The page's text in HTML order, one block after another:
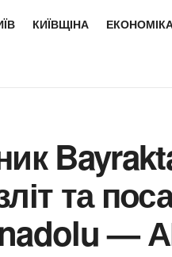
КИЇВЩІНА
та
—